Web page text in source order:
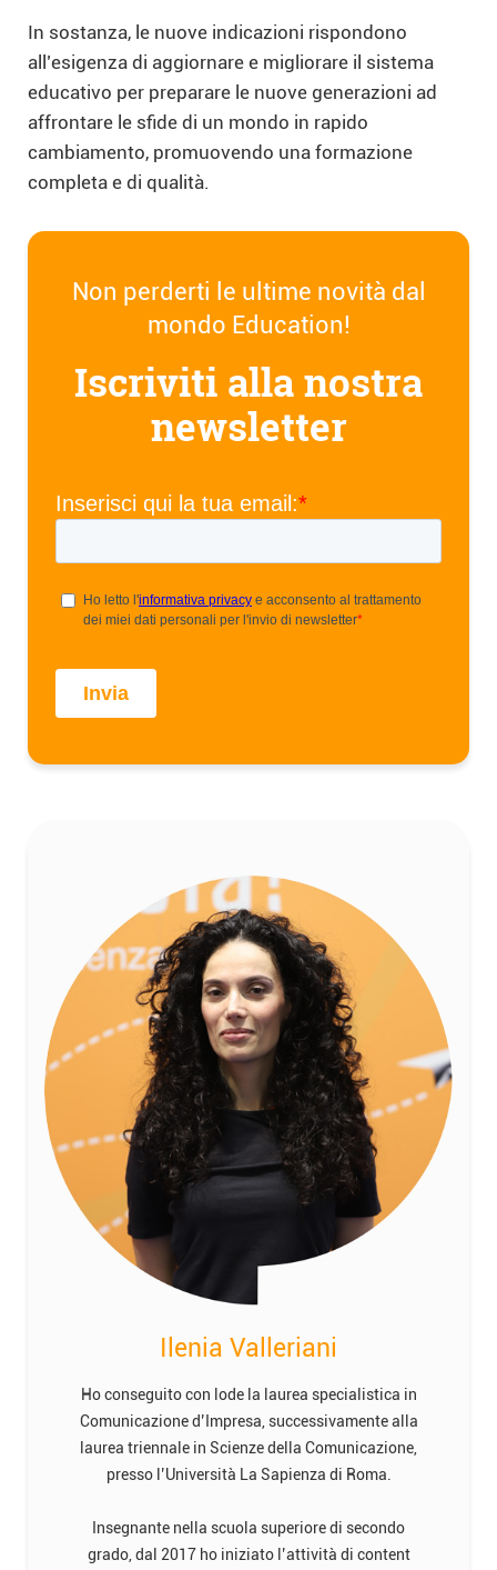
In sostanza, le nuove indicazioni rispondono
all’esigenza di aggiornare e migliorare il sistema
educativo per preparare le nuove generazioni ad
affrontare le sfide di un mondo in rapido
cambiamento, promuovendo una formazione
completa e di qualità.
Non perderti le ultime novità dal
mondo Education!
Iscriviti alla nostra
newsletter
Ilenia Valleriani
Ho conseguito con lode la laurea specialistica in
Comunicazione d’Impresa, successivamente alla
laurea triennale in Scienze della Comunicazione,
presso l’Università La Sapienza di Roma.
Insegnante nella scuola superiore di secondo
grado, dal 2017 ho iniziato l’attività di content